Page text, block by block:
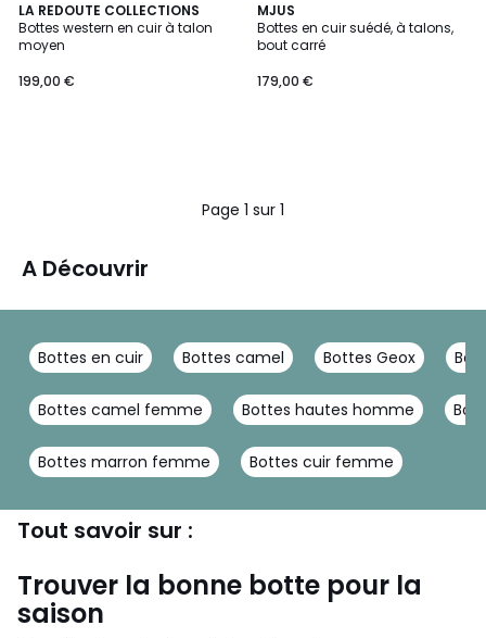
LA REDOUTE COLLECTIONS
Bottes western en cuir à talon
moyen
199,00 €
MJUS
Bottes en cuir suédé, à talons,
bout carré
179,00 €
Page 1 sur 1
A Découvrir
Bottes en cuir Bottes camel Bottes Geox
Bottes camel femme Bottes hautes homme
Bottes marron femme Bottes cuir femme
Tout savoir sur :
Trouver la bonne botte pour la
saison